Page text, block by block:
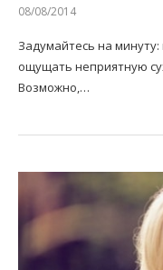
08/08/2014
Задумайтесь на
ощущать неприятную
Возможно,…